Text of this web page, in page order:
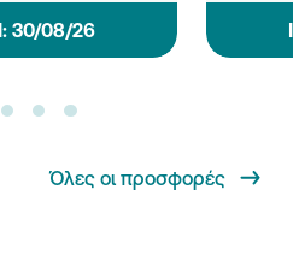
30/08/26
Όλες οι προσφορές